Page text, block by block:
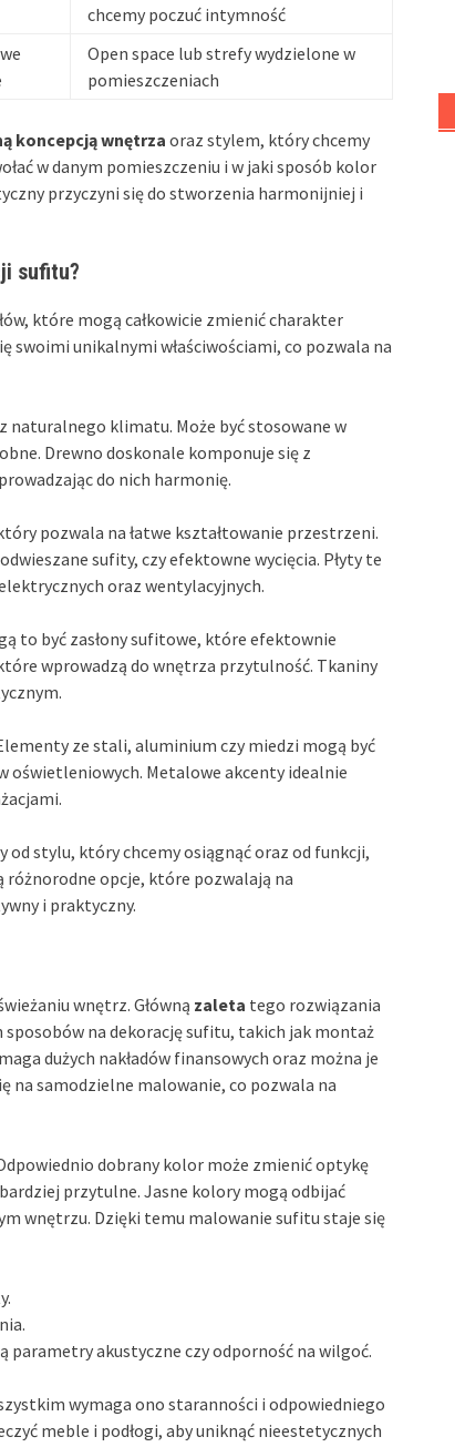
chcemy poczuć intymność
Open space lub strefy wydzielone w
pomieszczeniach
koncepcją wnętrza oraz stylem, który chcemy
w danym pomieszczeniu i w jaki sposób kolor
przyczyni się do stworzenia harmonijniej i
sufitu?
które mogą całkowicie zmienić charakter
swoimi unikalnymi właściwościami, co pozwala na
naturalnego klimatu. Może być stosowane w
Drewno doskonale komponuje się z
do nich harmonię.
pozwala na łatwe kształtowanie przestrzeni.
sufity, czy efektowne wycięcia. Płyty te
oraz wentylacyjnych.
to być zasłony sufitowe, które efektownie
wprowadzą do wnętrza przytulność. Tkaniny
ze stali, aluminium czy miedzi mogą być
oświetleniowych. Metalowe akcenty idealnie
od stylu, który chcemy osiągnąć oraz od funkcji,
różnorodne opcje, które pozwalają na
i praktyczny.
wnętrz. Główną zaleta tego rozwiązania
na dekorację sufitu, takich jak montaż
dużych nakładów finansowych oraz można je
na samodzielne malowanie, co pozwala na
dobrany kolor może zmienić optykę
przytulne. Jasne kolory mogą odbijać
wnętrzu. Dzięki temu malowanie sufitu staje się
akustyczne czy odporność na wilgoć.
wymaga ono staranności i odpowiedniego
meble i podłogi, aby uniknąć nieestetycznych